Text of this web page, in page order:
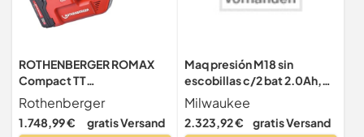
ROTHENBERGER ROMAX
Compact TT
Pressmaschine, EU, 1/4"-1-
1/8" Arbeitsbereich
Durchmesser | 1000002121
Rothenberger
1.748,99 € gratis Versand
Maq presión M18 sin
escobillas c/2 bat 2.0Ah,
cargador, 3 Tenazas tipo TH
de 16, 20, 32 mm
Milwaukee
2.323,92 € gratis Versand